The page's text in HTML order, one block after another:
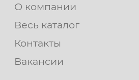
О компании
Весь каталог
Контакты
Вакансии